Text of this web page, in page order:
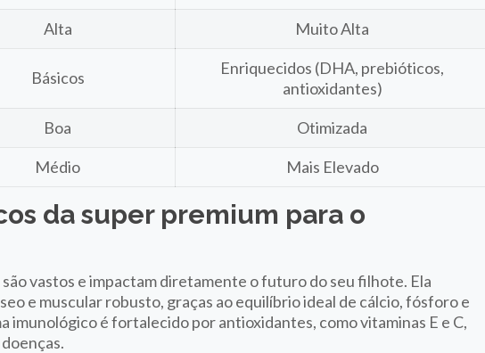
Alta Muito Alta
Básicos
Enriquecidos (DHA, prebióticos,
antioxidantes)
Boa
Otimizada
Médio Mais Elevado
da super premium para o
são vastos e impactam diretamente o futuro do seu filhote. Ela
e muscular robusto, graças ao equilíbrio ideal de cálcio, fósforo e
imunológico é fortalecido por antioxidantes, como vitaminas E e C,